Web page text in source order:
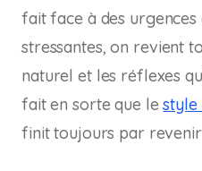
fait face à des urgences
stressantes, on revient
naturel et les réflexes
fait en sorte que lestyle
finit toujours par